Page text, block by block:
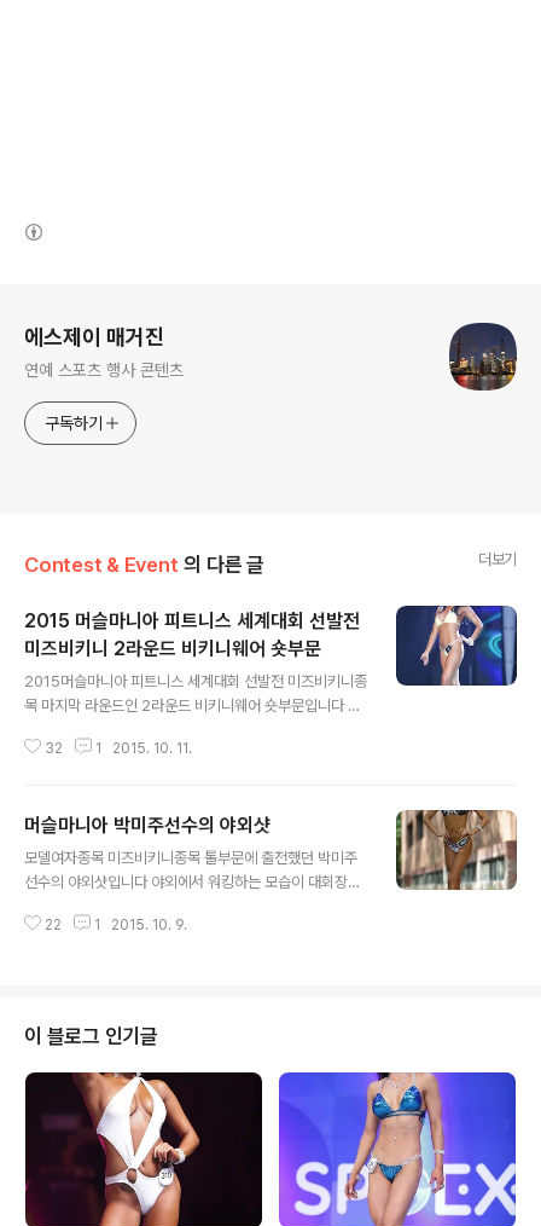
에스제이 매거진
연예 스포츠 행사 콘텐츠
구독하기
Contest & Event 의 다른 글 더보기
2015 머슬마니아 피트니스 세계대회 선발전
미즈비키니 2라운드 비키니웨어 숏부문
2015머슬마니아 피트니스 세계대회 선발전 미즈비키니종
목 마지막 라운드인 2라운드 비키니웨어 숏부문입니다 숏
수는 미즈비키니종목에서도 2위를 수상했네요
32 1 2015. 10. 11.
머슬마니아 박미주선수의 야외샷
모델여자종목 미즈비키니종목 톨부문에 출전했던 박미주
선수의 야외샷입니다 야외에서 워킹하는 모습이 대회장안
가 정말 좋았던 박미주선수 멋진 포즈 감사드립니다
22 1 2015. 10. 9.
이 블로그 인기글